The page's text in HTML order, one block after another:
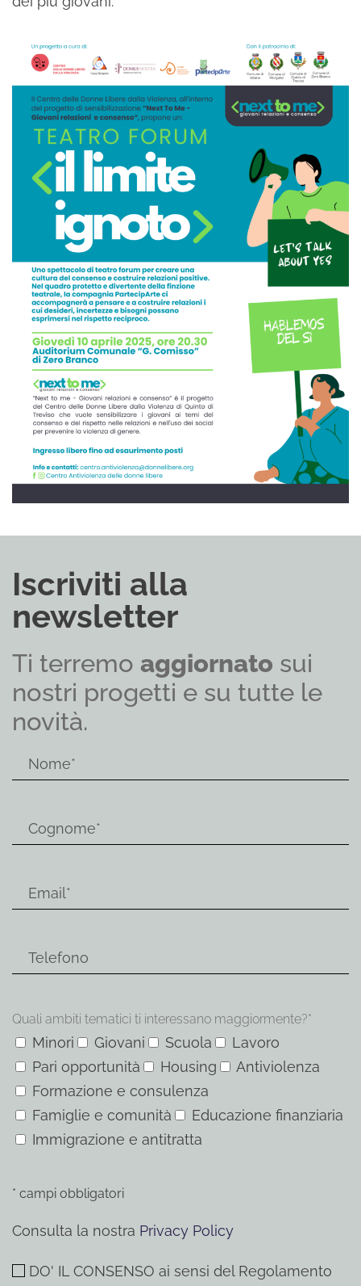
Iscriviti alla
newsletter
Ti terremo aggiornato sui
nostri progetti e su tutte le
novità.
Quali ambiti tematici ti interessano maggiormente?*
Minori Giovani Scuola
Lavoro
Pari opportunità
Housing
Antiviolenza
Formazione e consulenza
Famiglie e comunità
Educazione finanziaria
Immigrazione e antitratta
* campi obbligatori
Consulta la nostra Privacy Policy
DO' IL CONSENSO ai sensi del Regolamento